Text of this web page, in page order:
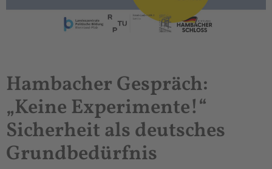
Hambacher Gespräch:
„Keine Experimente!“
Sicherheit als deutsches
Grundbedürfnis